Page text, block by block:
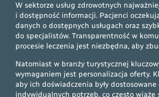
W sektorze usług zdrowotnych
i dostępność informacji. Pacjenci
danych o dostępnych usługach oraz
do specjalistów. Transparentność w
procesie leczenia jest niezbędna, aby
Natomiast w branży turystycznej
wymaganiem jest personalizacja oferty.
aby ich doświadczenia były dostosowane
indywidualnych potrzeb, co często wiąże